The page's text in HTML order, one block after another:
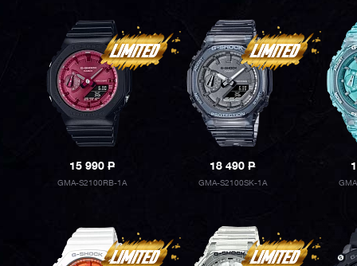
15 990P
GMA-S2100RB-1A
18 490P
GMA-S2100SK-1A